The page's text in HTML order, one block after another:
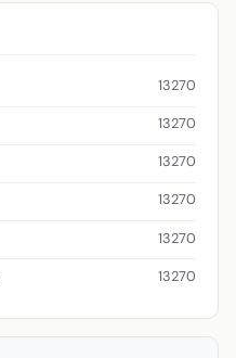
13270
13270
13270
13270
13270
13270